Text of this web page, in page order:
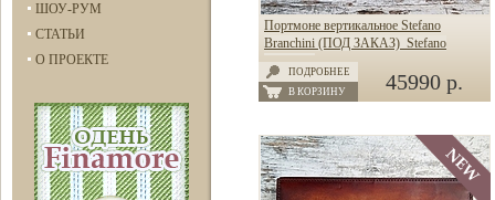
Портмоне вертикальное Stefano
Branchini (ПОД ЗАКАЗ) Stefano
Branchini
ПОДРОБНЕЕ
В КОРЗИНУ
45990 р.
ШОУ-РУМ
СТАТЬИ
О ПРОЕКТЕ